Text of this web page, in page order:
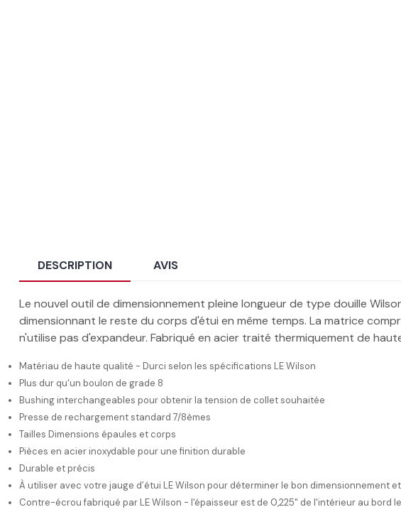
DESCRIPTION AVIS
Le nouvel outil de dimensionnement pleine longueur de type douille
dimensionnant le reste du corps d'étui en même temps. La matrice
n'utilise pas d'expandeur. Fabriqué en acier traité thermiquement de
Matériau de haute qualité - Durci selon les spécifications LE Wilson
Plus dur qu'un boulon de grade 8
Bushing interchangeables pour obtenir la tension de collet souhaitée
Presse de rechargement standard 7/8èmes
Tailles Dimensions épaules et corps
Pièces en acier inoxydable pour une finition durable
Durable et précis
À utiliser avec votre jauge d’étui LE Wilson pour déterminer le bon dimensionnement
Contre-écrou fabriqué par LE Wilson - l'épaisseur est de 0,225" de l'intérieur au bord